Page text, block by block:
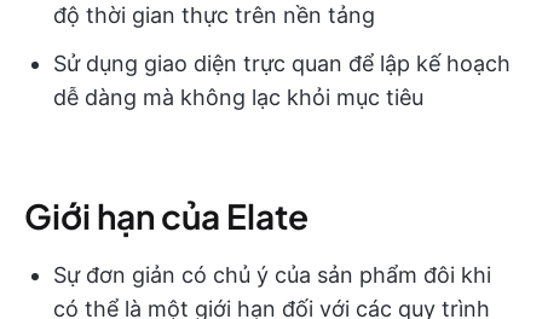
độ thời gian thực trên nền tảng
Sử dụng giao diện trực quan để lập kế hoạch
dễ dàng mà không lạc khỏi mục tiêu
Giới hạn của Elate
Sự đơn giản có chủ ý của sản phẩm đôi khi
có thể là một giới hạn đối với các quy trình